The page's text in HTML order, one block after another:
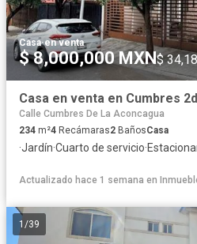
Casa·en venta
$ 8,000,000 MXN$
Calle Cumbres De La Aconcagua
234 m²4 Recámaras2 BañosCasa
·Jardín·Cuarto de servicio·
Actualizado hace 1 semana en
1 /39